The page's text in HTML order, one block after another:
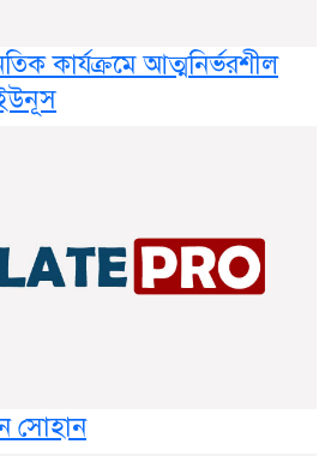
কার্যক্রমে আত্মনির্ভরশীল
সোহান